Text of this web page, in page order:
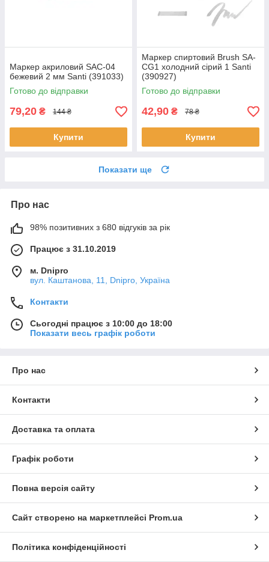
Маркер акриловий SAC-04
бежевий 2 мм Santi (391033)
Готово до відправки
79,20 ₴ 144 ₴
Купити
Маркер спиртовий Brush SA-
CG1 холодний сірий 1 Santi
(390927)
Готово до відправки
42,90 ₴ 78 ₴
Купити
Показати ще
Про нас
98% позитивних з 680 відгуків за рік
Працює з 31.10.2019
м. Dnipro
вул. Каштанова, 11, Dnipro, Україна
Контакти
Сьогодні працює з 10:00 до 18:00
Показати весь графік роботи
Про нас
Контакти
Доставка та оплата
Графік роботи
Повна версія сайту
Сайт створено на маркетплейсі Prom.ua
Політика конфіденційності